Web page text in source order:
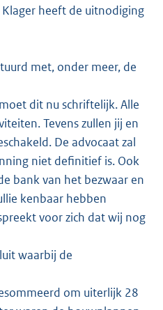
heeft de uitnodiging
met, onder meer, de
dit nu schriftelijk. Alle
Tevens zullen jij en
De advocaat zal
niet definitief is. Ook
bank van het bezwaar en
kenbaar hebben
voor zich dat wij nog
waarbij de
om uiterlijk 28